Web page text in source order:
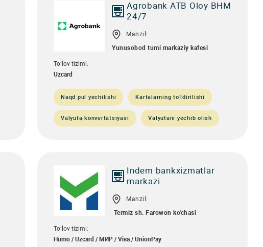
Agrobank ATB Oloy BHM
24/7
Manzil:
Yunusobod tumi markaziy kafesi
To‘lov tizimi:
Uzcard
Naqd pul yechilishi Kartalarning to‘ldirilishi
Valyuta konvertatsiyasi Valyutani yechib olish
Indem bankxizmatlar
markazi
Manzil:
Termiz sh. Farowon ko'chasi
To‘lov tizimi:
Humo / Uzcard / МИР / Visa / UnionPay